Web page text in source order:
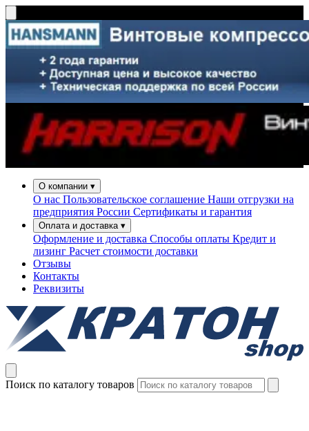
О компании ▾
О нас Пользовательское соглашение Наши отгрузки на
предприятия России Сертификаты и гарантия
Оплата и доставка ▾
Оформление и доставка Способы оплаты Кредит и
лизинг Расчет стоимости доставки
Отзывы
Контакты
Реквизиты
Поиск по каталогу товаров